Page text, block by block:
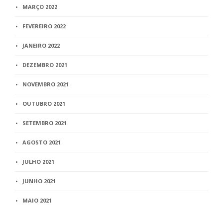
MARÇO 2022
FEVEREIRO 2022
JANEIRO 2022
DEZEMBRO 2021
NOVEMBRO 2021
OUTUBRO 2021
SETEMBRO 2021
AGOSTO 2021
JULHO 2021
JUNHO 2021
MAIO 2021